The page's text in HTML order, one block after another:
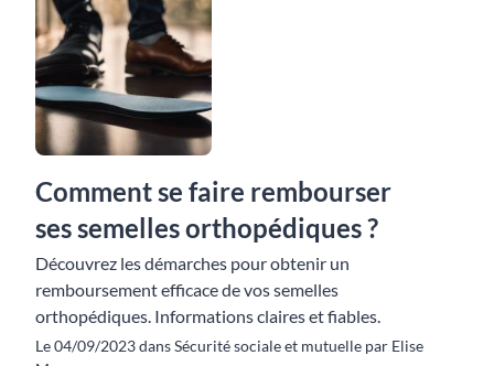
Comment se faire rembourser
ses semelles orthopédiques ?
Découvrez les démarches pour obtenir un
remboursement efficace de vos semelles
orthopédiques. Informations claires et fiables.
Le 04/09/2023 dans Sécurité sociale et mutuelle par Elise